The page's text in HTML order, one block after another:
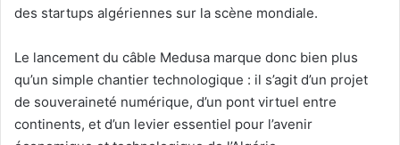
des startups algériennes sur la scène mondiale.
Le lancement du câble Medusa marque donc bien plus
qu’un simple chantier technologique : il s’agit d’un projet
de souveraineté numérique, d’un pont virtuel entre
continents, et d’un levier essentiel pour l’avenir